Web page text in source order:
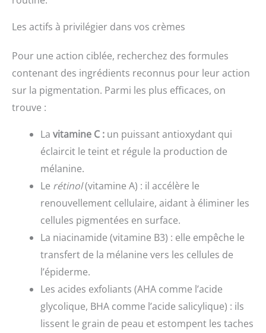
Les actifs à privilégier dans vos crèmes
Pour une action ciblée, recherchez des formules
contenant des ingrédients reconnus pour leur action
sur la pigmentation. Parmi les plus efficaces, on
trouve :
La vitamine C : un puissant antioxydant qui
éclaircit le teint et régule la production de
mélanine.
Le rétinol(vitamine A) : il accélère le
renouvellement cellulaire, aidant à éliminer les
cellules pigmentées en surface.
La niacinamide (vitamine B3) : elle empêche le
transfert de la mélanine vers les cellules de
l’épiderme.
Les acides exfoliants (AHA comme l’acide
glycolique, BHA comme l’acide salicylique) : ils
lissent le grain de peau et estompent les taches